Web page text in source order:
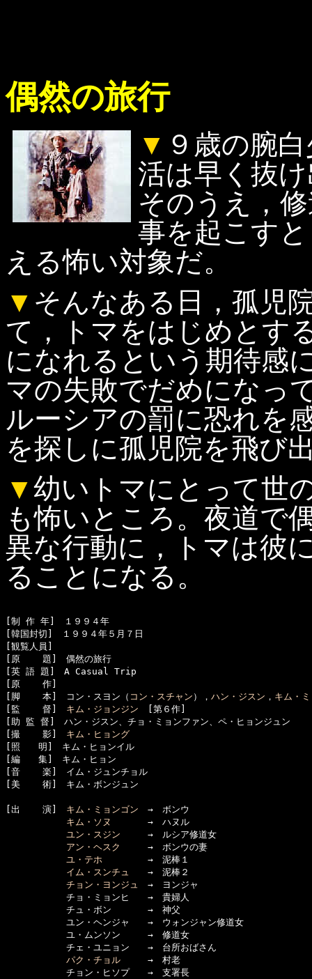
偶然の旅行
▼ ９歳の腕
活は早く抜
そのうえ，
事を起こす
える怖い対象だ。
▼ そんなある日，孤児
て，トマをはじめとす
になれるという期待感
マの失敗でだめになっ
ルーシアの罰に恐れを
を探しに孤児院を飛び
▼幼いトマにとって世
も怖いところ。夜道で
異な行動に，トマは彼
ることになる。
[制 作 年]　１９９４年
[韓国封切]　１９９４年５月７日
[観覧人員]
[原    題]　偶然の旅行
[英 語 題]　A Casual Trip
[原    作]
[脚    本]　コン・スヨン（ コン・スチャン ）， ハン・ジスン ， キム・
[監    督] キム・ジョンジン [第６作]
[助 監 督]　ハン・ジスン、チョ・ミョンファン、ペ・ヒョンジュン
[撮    影] キム・ヒョング
[照　　明]　キム・ヒョンイル
[編　　集]　キム・ヒョン
[音    楽]　イム・ジュンチョル
[美    術]　キム・ボンジュン
[出    演] キム・ミョンゴン →　ボンウ
キム・ソヌ
→　ハヌル
ユン・スジン →　ルシア修道女
アン・ヘスク
→　ボンウの妻
ユ・テホ →　泥棒１
イム・スンチュ
→　泥棒２
チョン・ヨンジュ
→　ヨンジャ
      　　　チョ・ミョンヒ　　→　貴婦人
      　　　チュ・ボン　　　　→　神父
      　　　ユン・ヘンジャ　　→　ウォンジャン修道女
      　　　ユ・ムンソン　　　→　修道女
      　　　チェ・ユニョン　　→　台所おばさん
パク・チョル →　村老
      　　　チョン・ヒソプ　　→　支署長